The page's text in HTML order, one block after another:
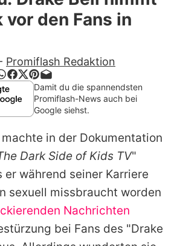
auf Promiflash
App runterladen
Team
Richtlinien
Impressum
Utiq verwalten
vor den Fans in
Promiflash Redaktion
Damit du die spannendsten
Promiflash-News auch bei
Google siehst.
in der Dokumentation
Dark Side of Kids TV"
während seiner Karriere
sexuell missbraucht worden
Nachrichten
bei Fans des "Drake